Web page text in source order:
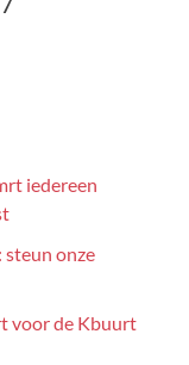
iedereen
onze
voor de Kbuurt